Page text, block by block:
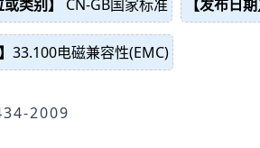
类别】 CN-GB国家标准 【发布日期
33.100电磁兼容性(EMC)
2009